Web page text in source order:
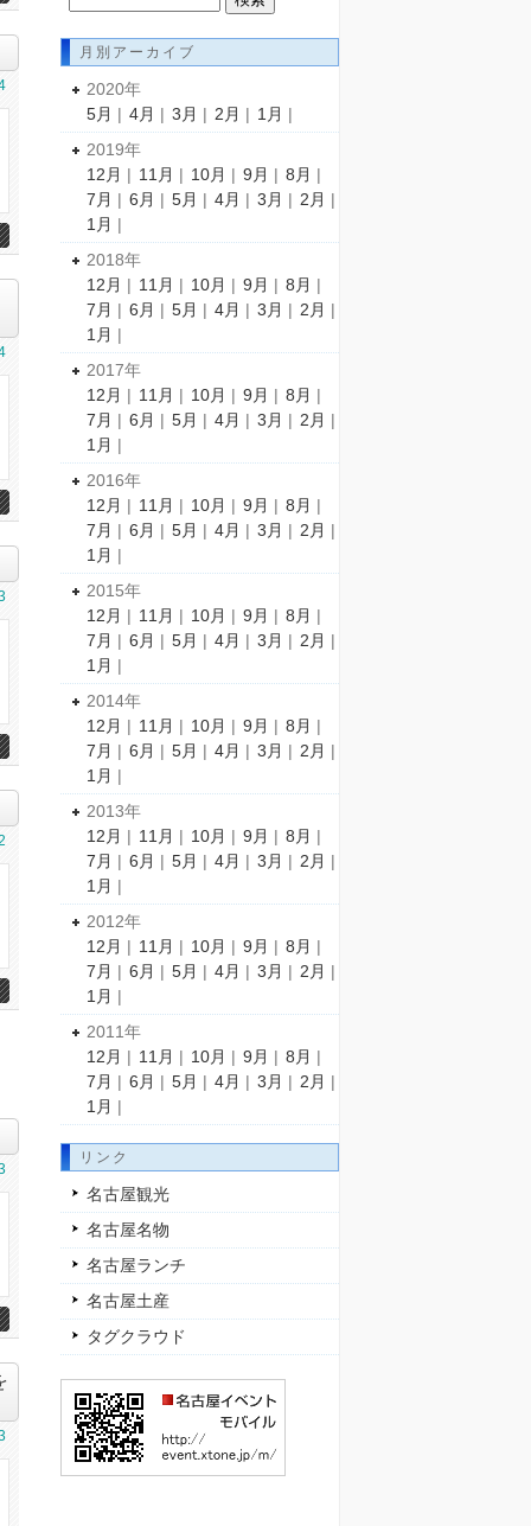
月別アーカイブ
2020年
5月 | 4月 | 3月 | 2月 | 1月 |
2019年
12月 | 11月 | 10月 | 9月 | 8月 |
7月 | 6月 | 5月 | 4月 | 3月 | 2月 |
1月 |
2018年
12月 | 11月 | 10月 | 9月 | 8月 |
7月 | 6月 | 5月 | 4月 | 3月 | 2月 |
1月 |
2017年
12月 | 11月 | 10月 | 9月 | 8月 |
7月 | 6月 | 5月 | 4月 | 3月 | 2月 |
1月 |
2016年
12月 | 11月 | 10月 | 9月 | 8月 |
7月 | 6月 | 5月 | 4月 | 3月 | 2月 |
1月 |
2015年
12月 | 11月 | 10月 | 9月 | 8月 |
7月 | 6月 | 5月 | 4月 | 3月 | 2月 |
1月 |
2014年
12月 | 11月 | 10月 | 9月 | 8月 |
7月 | 6月 | 5月 | 4月 | 3月 | 2月 |
1月 |
2013年
12月 | 11月 | 10月 | 9月 | 8月 |
7月 | 6月 | 5月 | 4月 | 3月 | 2月 |
1月 |
2012年
12月 | 11月 | 10月 | 9月 | 8月 |
7月 | 6月 | 5月 | 4月 | 3月 | 2月 |
1月 |
2011年
12月 | 11月 | 10月 | 9月 | 8月 |
7月 | 6月 | 5月 | 4月 | 3月 | 2月 |
1月 |
リンク
名古屋観光
名古屋名物
名古屋ランチ
名古屋土産
タグクラウド